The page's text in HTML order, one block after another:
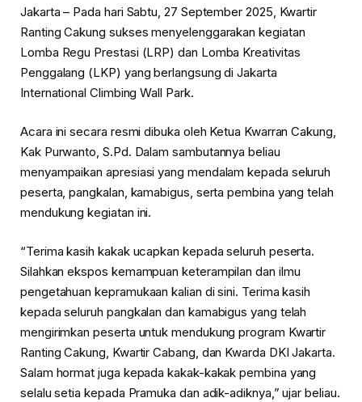
Jakarta – Pada hari Sabtu, 27 September 2025, Kwartir
Ranting Cakung sukses menyelenggarakan kegiatan
Lomba Regu Prestasi (LRP) dan Lomba Kreativitas
Penggalang (LKP) yang berlangsung di Jakarta
International Climbing Wall Park.
Acara ini secara resmi dibuka oleh Ketua Kwarran Cakung,
Kak Purwanto, S.Pd. Dalam sambutannya beliau
menyampaikan apresiasi yang mendalam kepada seluruh
peserta, pangkalan, kamabigus, serta pembina yang telah
mendukung kegiatan ini.
“Terima kasih kakak ucapkan kepada seluruh peserta.
Silahkan ekspos kemampuan keterampilan dan ilmu
pengetahuan kepramukaan kalian di sini. Terima kasih
kepada seluruh pangkalan dan kamabigus yang telah
mengirimkan peserta untuk mendukung program Kwartir
Ranting Cakung, Kwartir Cabang, dan Kwarda DKI Jakarta.
Salam hormat juga kepada kakak-kakak pembina yang
selalu setia kepada Pramuka dan adik-adiknya,” ujar beliau.